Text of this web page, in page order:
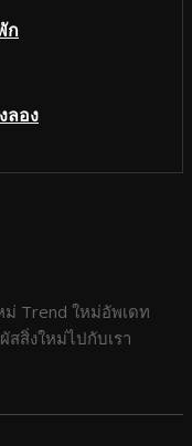
ก
ลอง
Trend ใหม่อัพเดท
สิ่งใหม่ไปกับเรา